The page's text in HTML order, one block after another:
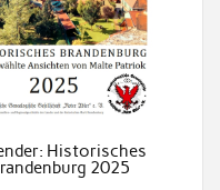
Historisches
2025